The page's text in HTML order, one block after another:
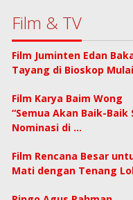
Film & TV
Film Juminten Edan
Tayang di Bioskop
Film Karya Baim Wong
“Semua Akan Baik-Baik
Nominasi di …
Film Rencana Besar
Mati dengan Tenang